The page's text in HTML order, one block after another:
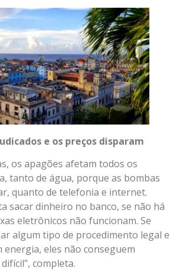
e os preços disparam
os apagões afetam todos os
tanto de água, porque as bombas
quanto de telefonia e internet.
sacar dinheiro no banco, se não há
eletrônicos não funcionam. Se
algum tipo de procedimento legal e
eles não conseguem
completa.